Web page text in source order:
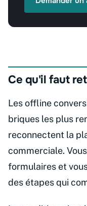
Ce qu'il faut
Les offline
briques les plus
reconnectent la
commerciale.
formulaires et
des étapes qui